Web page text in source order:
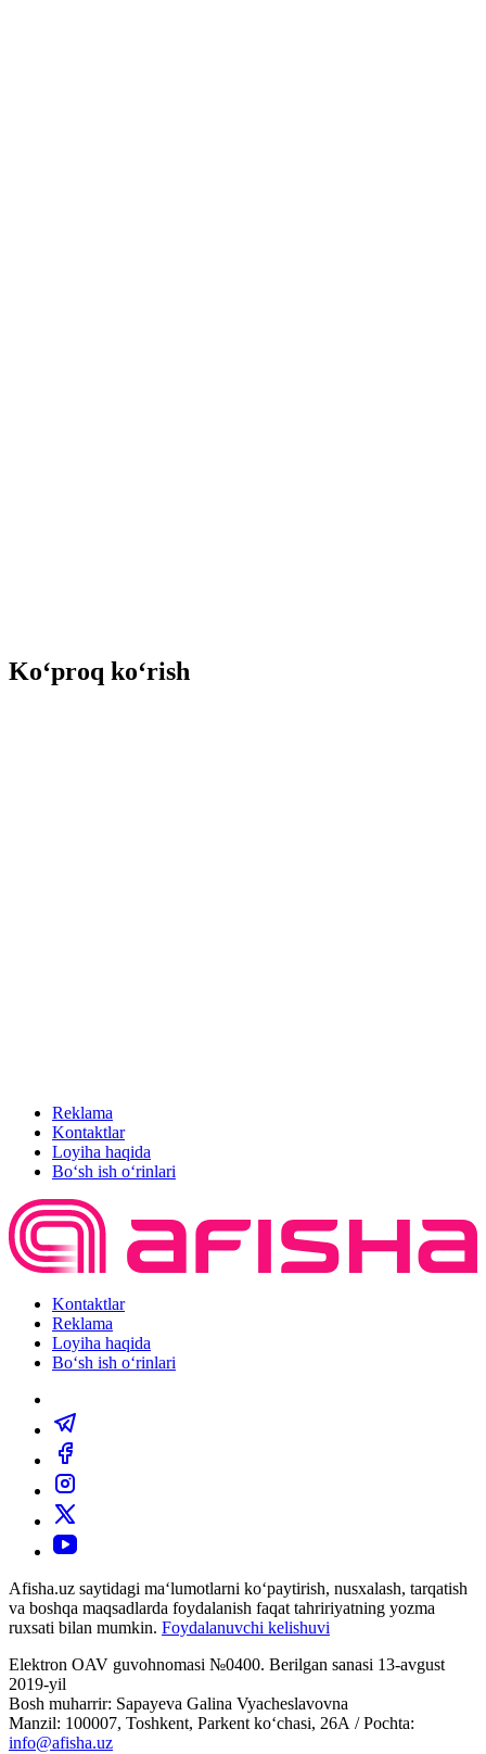
Ko‘proq ko‘rish
Reklama
Kontaktlar
Loyiha haqida
Bo‘sh ish o‘rinlari
Kontaktlar
Reklama
Loyiha haqida
Bo‘sh ish o‘rinlari
Afisha.uz saytidagi ma‘lumotlarni ko‘paytirish, nusxalash, tarqatish
va boshqa maqsadlarda foydalanish faqat tahririyatning yozma
ruxsati bilan mumkin. Foydalanuvchi kelishuvi
Elektron OAV guvohnomasi №0400. Berilgan sanasi 13-avgust
2019-yil
Bosh muharrir: Sapayeva Galina Vyacheslavovna
Manzil: 100007, Toshkent, Parkent ko‘chasi, 26А / Pochta:
info@afisha.uz